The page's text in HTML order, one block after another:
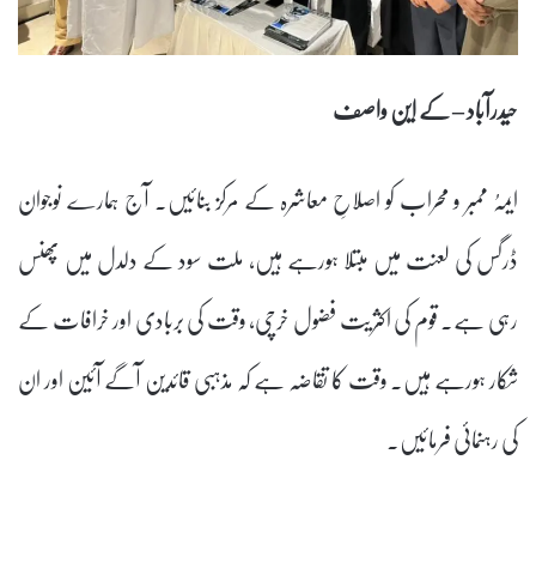
حیدرآباد – کے این واصف
ایمہُ ممبر و محراب کو اصلاحِ معاشرہ کے مرکز بنائیں۔ آج ہمارے نوجوان
ڈرگس کی لعنت میں مبتلا ہورہے ہیں، ملت سود کے دلدل میں پھنس
رہی ہے۔ قوم کی اکثریت فضول خرچی، وقت کی بربادی اور خرافات کے
شکار ہورہے ہیں۔ وقت کا تقاضہ ہے کہ مذہبی قائدین آگے آئین اور ان
کی رہنمائی فرمائیں۔